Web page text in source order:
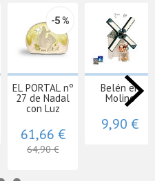
-5 %
EL PORTAL nº
27 de Nadal
con Luz
61,66 €
64,90 €
Belén en
Molino
9,90 €